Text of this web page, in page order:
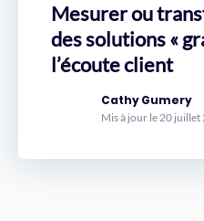
Mesurer ou
des solutions «
l’écoute client
Cathy Gumery
Mis à jour le 20 juillet